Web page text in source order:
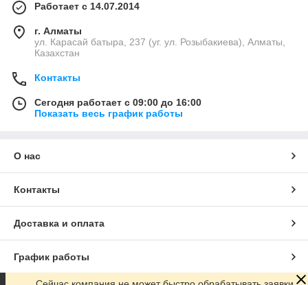
Работает с 14.07.2014
г. Алматы
ул. Карасай батыра, 237 (уг. ул. Розыбакиева), Алматы,
Казахстан
Контакты
Сегодня работает с 09:00 до 16:00
Показать весь график работы
О нас
Контакты
Доставка и оплата
График работы